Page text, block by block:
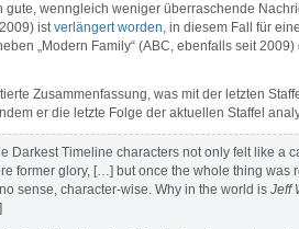
gute, wenngleich weniger überraschende
istverlängert worden, in diesem Fall für
„Modern Family“ (ABC, ebenfalls seit
Zusammenfassung, was mit der letzten
er die letzte Folge der aktuellen Staffel
Darkest Timeline characters not only felt like a
former glory, […] but once the whole thing was
sense, character-wise. Why in the world is Jeff